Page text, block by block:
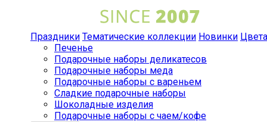
Праздники Тематические коллекции Новинки Цвета
Печенье
Подарочные наборы деликатесов
Подарочные наборы меда
Подарочные наборы с вареньем
Сладкие подарочные наборы
Шоколадные изделия
Подарочные наборы с чаем/кофе